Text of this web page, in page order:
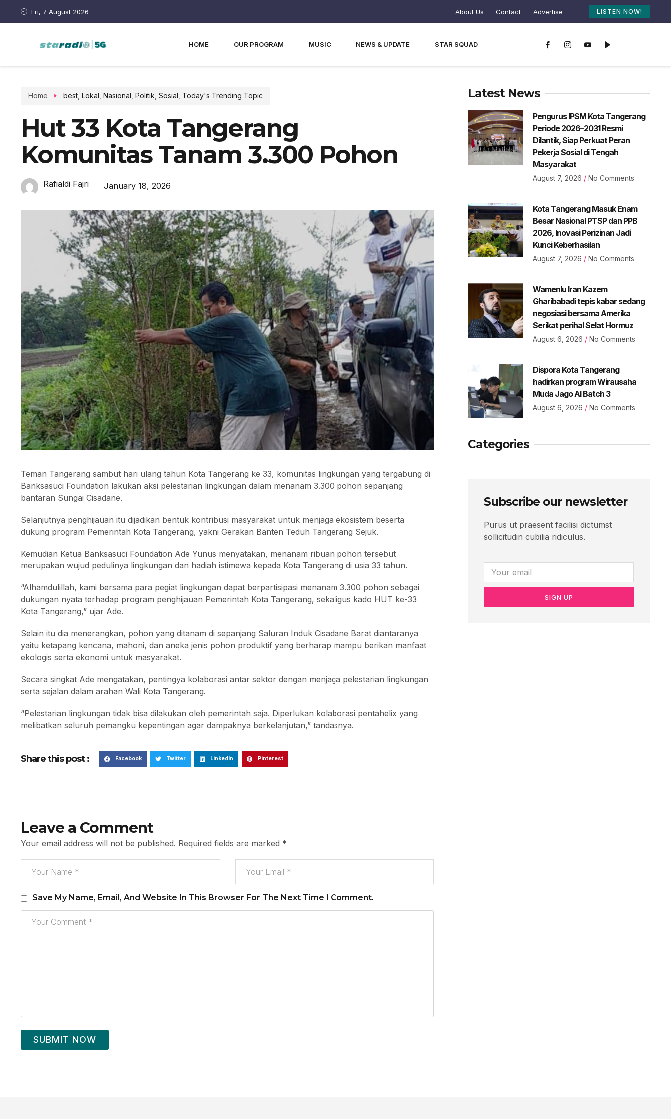
Fri, 7 August 2026 About Us Contact Advertise LISTEN NOW!
HOME OUR PROGRAM MUSIC NEWS & UPDATE STAR SQUAD
Home best, Lokal Nasional Politik Sosial Today's Trending Topic
Hut 33 Kota Tangerang
Komunitas Tanam 3.300 Pohon
Rafialdi Fajri January 18, 2026
Teman Tangerang sambut hari ulang tahun Kota Tangerang ke 33, komunitas lingkungan yang tergabung di
Banksasuci Foundation lakukan aksi pelestarian lingkungan dalam menanam 3.300 pohon sepanjang
bantaran Sungai Cisadane.
Selanjutnya penghijauan itu dijadikan bentuk kontribusi masyarakat untuk menjaga ekosistem beserta
dukung program Pemerintah Kota Tangerang, yakni Gerakan Banten Teduh Tangerang Sejuk.
Kemudian Ketua Banksasuci Foundation Ade Yunus menyatakan, menanam ribuan pohon tersebut
merupakan wujud pedulinya lingkungan dan hadiah istimewa kepada Kota Tangerang di usia 33 tahun.
“Alhamdulillah, kami bersama para pegiat lingkungan dapat berpartisipasi menanam 3.300 pohon sebagai
dukungan nyata terhadap program penghijauan Pemerintah Kota Tangerang, sekaligus kado HUT ke-33
Kota Tangerang,” ujar Ade.
Selain itu dia menerangkan, pohon yang ditanam di sepanjang Saluran Induk Cisadane Barat diantaranya
yaitu ketapang kencana, mahoni, dan aneka jenis pohon produktif yang berharap mampu berikan manfaat
ekologis serta ekonomi untuk masyarakat.
Secara singkat Ade mengatakan, pentingya kolaborasi antar sektor dengan menjaga pelestarian lingkungan
serta sejalan dalam arahan Wali Kota Tangerang.
“Pelestarian lingkungan tidak bisa dilakukan oleh pemerintah saja. Diperlukan kolaborasi pentahelix yang
melibatkan seluruh pemangku kepentingan agar dampaknya berkelanjutan,” tandasnya.
Share this post : Facebook Twitter LinkedIn Pinterest
Leave a Comment
Your email address will not be published. Required fields are marked *
Save My Name, Email, And Website In This Browser For The Next Time I Comment.
SUBMIT NOW
Latest News
Pengurus IPSM Kota Tangerang
Periode 2026–2031 Resmi
Dilantik, Siap Perkuat Peran
Pekerja Sosial di Tengah
Masyarakat
August 7, 2026 No Comments
Kota Tangerang Masuk Enam
Besar Nasional PTSP dan PPB
2026, Inovasi Perizinan Jadi
Kunci Keberhasilan
August 7, 2026 No Comments
Wamenlu Iran Kazem
Gharibabadi tepis kabar sedang
negosiasi bersama Amerika
Serikat perihal Selat Hormuz
August 6, 2026 No Comments
Dispora Kota Tangerang
hadirkan program Wirausaha
Muda Jago AI Batch 3
August 6, 2026 No Comments
Categories
Subscribe our newsletter
Purus ut praesent facilisi dictumst
sollicitudin cubilia ridiculus.
SIGN UP